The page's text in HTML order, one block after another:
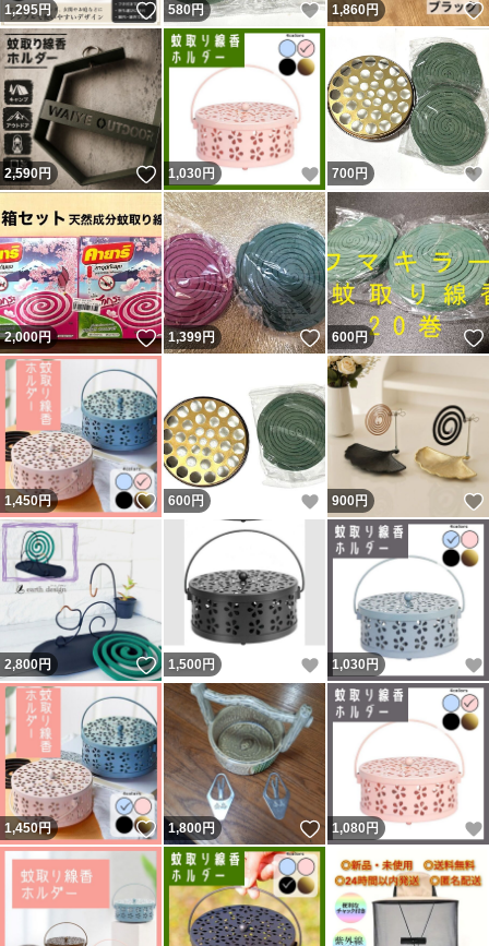
1,295円 いいね！
580円 いいね！
1,860円
2,590円 いいね！
1,030 円 いいね！
700 円
2,000円 いいね！
1,399円 いいね！
600円
1,450円 いいね！
600 円 いいね！
900円
2,800円 いいね！
1,500 円 いいね！
1,030 円
1,450円 いいね！
1,800円 いいね！
1,080 円